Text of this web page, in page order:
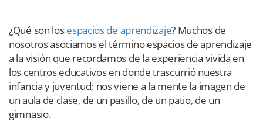
¿Qué son losespacios de aprendizaje? Muchos de
nosotros asociamos el término espacios de aprendizaje
a la visión que recordamos de la experiencia vivida en
los centros educativos en donde trascurrió nuestra
infancia y juventud; nos viene a la mente la imagen de
un aula de clase, de un pasillo, de un patio, de un
gimnasio.